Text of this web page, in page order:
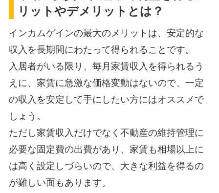
リットやデメリットとは？
インカムゲインの最大のメリットは、安定的な
収入を長期間にわたって得られることです。
入居者がいる限り、毎月家賃収入を得られるう
えに、家賃に急激な価格変動はないので、一定
の収入を安定して手にしたい方にはオススメで
しょう。
ただし家賃収入だけでなく不動産の維持管理に
必要な固定費の出費があり、家賃も相場以上に
は高く設定しづらいので、大きな利益を得るの
が難しい面もあります。